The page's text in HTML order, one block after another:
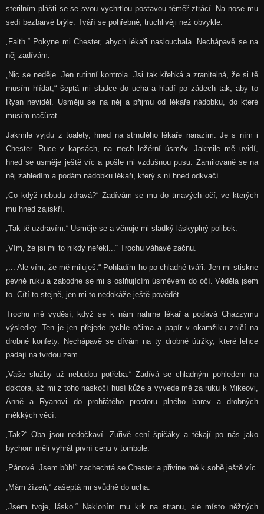
sterilním plášti se se svou vychrtlou postavou téměř ztrácí. Na nose mu
sedí bezbarvé brýle. Tváří se pohřebně, truchlivěji než obvykle.
„Faith.“ Pokyne mi Chester, abych lékaři naslouchala. Nechápavě se na
něj zadívám.
„Nic se neděje. Jen rutinní kontrola. Jsi tak křehká a zranitelná, že si tě
musím hlídat,“ šeptá mi sladce do ucha a hladí po zádech tak, aby to
Ryan neviděl. Usměju se na něj a přijmu od lékaře nádobku, do které
musím načůrat.
Jakmile vyjdu z toalety, hned na strnulého lékaře narazím. Je s ním i
Chester. Ruce v kapsách, na rtech ležérní úsměv. Jakmile mě uvidí,
hned se usměje ještě víc a pošle mi vzdušnou pusu. Zamilovaně se na
něj zahledím a podám nádobku lékaři, který s ní hned odkvačí.
„Co když nebudu zdravá?“ Zadívám se mu do tmavých očí, ve kterých
mu hned zajiskří.
„Tak tě uzdravím.“ Usměje se a věnuje mi sladký láskyplný polibek.
„Vím, že jsi mi to nikdy neřekl...“ Trochu váhavě začnu.
„... Ale vím, že mě miluješ.“ Pohladím ho po chladné tváři. Jen mi stiskne
pevně ruku a zabodne se mi s oslňujícím úsměvem do očí. Věděla jsem
to. Cítí to stejně, jen mi to nedokáže ještě povědět.
Trochu mě vyděsí, když se k nám nahrne lékař a podává Chazzymu
výsledky. Ten je jen přejede rychle očima a papír v okamžiku zničí na
drobné konfety. Nechápavě se dívám na ty drobné útržky, které lehce
padají na tvrdou zem.
„Vaše služby už nebudou potřeba.“ Zadívá se chladným pohledem na
doktora, až mi z toho naskočí husí kůže a vyvede mě za ruku k Mikeovi,
Anně a Ryanovi do prohřátého prostoru plného barev a drobných
měkkých věcí.
„Tak?“ Oba jsou nedočkaví. Zuřivě cení špičáky a těkají po nás jako
bychom měli vyhrát první cenu v tombole.
„Pánové. Jsem bůh!“ zachechtá se Chester a přivine mě k sobě ještě víc.
„Mám žízeň,“ zašeptá mi svůdně do ucha.
„Jsem tvoje, lásko.“ Nakloním mu krk na stranu, ale místo něžných